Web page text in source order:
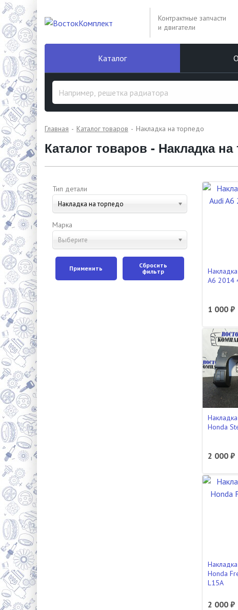
Контрактные запчасти
и двигатели
Каталог
Главная Каталог товаров Накладка на торпедо
Каталог товаров - Накладка
Тип детали
Накладка на торпедо
Марка
Выберите
Применить
Сбросить
фильтр
A6 2014
1 000 ₽
Honda
2 000 ₽
Honda
L15A
2 000 ₽